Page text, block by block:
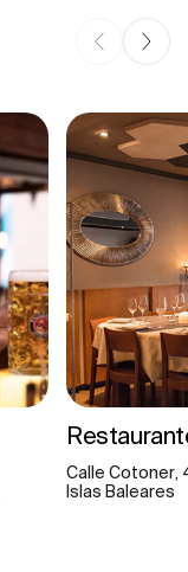
Calle Cotoner,
Islas Baleares